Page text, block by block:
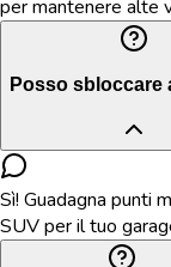
per mantenere alte
Posso sbloccare
Sì! Guadagna punti
SUV per il tuo